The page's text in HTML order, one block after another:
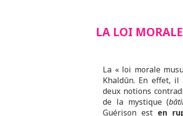
LA LOI
La « loi morale
Khaldûn. En effet, il
deux notions
de la mystique (
Guérison est en